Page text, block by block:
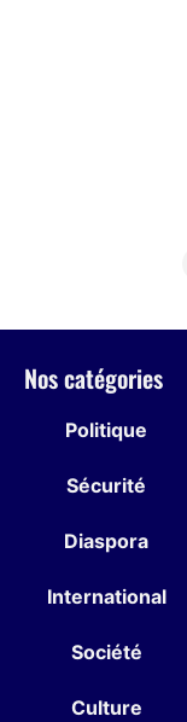
Nos catégories
Politique
Sécurité
Diaspora
International
Société
Culture